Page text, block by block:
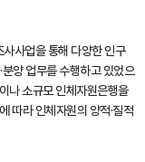
사업을 통해 다양한 인구
양 업무를 수행하고 있었으
나 소규모 인체자원은행을
따라 인체자원의 양적·질적